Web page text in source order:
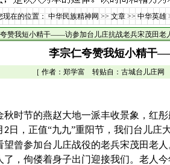
现在的位置：中华民族精神网>>文章>>中华英雄
赞我短小精干——访参加台儿庄抗战老兵宋茂田老
李宗仁夸赞我短小精干
［ 作者：郑学富 转贴自：古城台儿庄
秋时节的燕赵大地一派丰收景象，红
2日，正值“九九”重阳节，我们台儿庄
望曾参加台儿庄战役的老兵宋茂田老
了，佝偻着身子出门迎接我们。老人今